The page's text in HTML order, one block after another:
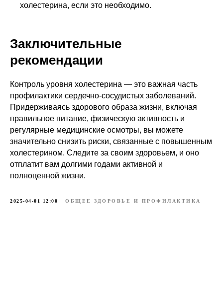
холестерина, если это необходимо.
Заключительные
рекомендации
Контроль уровня холестерина — это важная часть
профилактики сердечно-сосудистых заболеваний.
Придерживаясь здорового образа жизни, включая
правильное питание, физическую активность и
регулярные медицинские осмотры, вы можете
значительно снизить риски, связанные с повышенным
холестерином. Следите за своим здоровьем, и оно
отплатит вам долгими годами активной и
полноценной жизни.
2025-04-01 12:00 ОБЩЕЕ ЗДОРОВЬЕ И ПРОФИЛАКТИКА